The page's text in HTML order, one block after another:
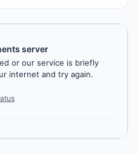
server
or our service is briefly
internet and try again.